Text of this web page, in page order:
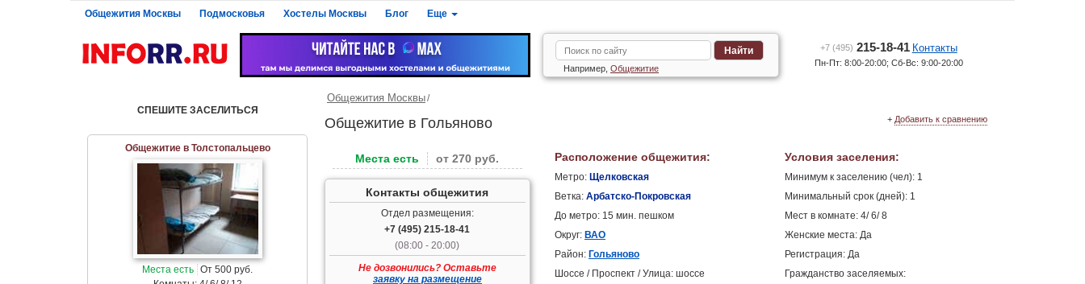
Общежития Москвы Подмосковья Хостелы Москвы Блог Еще
Найти
Например, Общежитие
+7 (495) 215-18-41 Контакты
Пн-Пт: 8:00-20:00; Сб-Вс: 9:00-20:00
СПЕШИТЕ ЗАСЕЛИТЬСЯ
Общежитие в Толстопальцево
Места есть От 500 руб.
Общежития Москвы
Общежитие в Гольяново + Добавить к сравнению
Места есть от 270 руб.
Контакты общежития
Отдел размещения:
+7 (495) 215-18-41
(08:00 - 20:00)
Не дозвонились? Оставьте
заявку на размещение
Расположение общежития:
Метро: Щелковская
Ветка: Арбатско-Покровская
До метро: 15 мин. пешком
Округ: ВАО
Район: Гольяново
Шоссе / Проспект / Улица: шоссе
Условия заселения:
Минимум к заселению (чел): 1
Минимальный срок (дней): 1
Мест в комнате: 4/ 6/ 8
Женские места: Да
Регистрация: Да
Гражданство заселяемых: